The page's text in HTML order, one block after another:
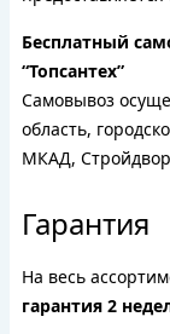
Бесплатный
“Топсантех”
Самовывоз
область,
МКАД,
Гарантия
На весь
гарантия 2